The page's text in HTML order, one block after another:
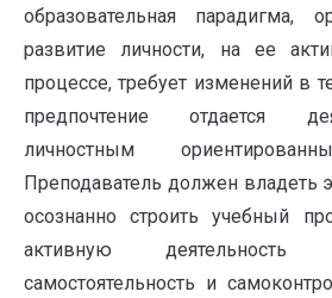
образовательная парадигма,
развитие личности, на ее
процессе, требует изменений в
предпочтение отдается
личностным
Преподаватель должен владеть
осознанно строить учебный
активную
самостоятельность и